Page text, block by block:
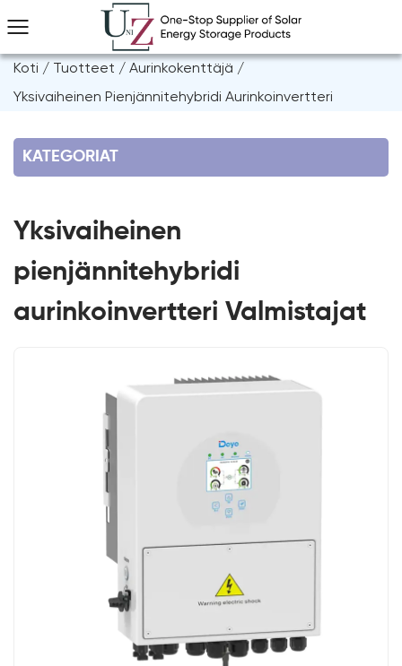
Koti / Tuotteet / Aurinkokenttäjä /
Yksivaiheinen Pienjännitehybridi Aurinkoinvertteri
KATEGORIAT
Yksivaiheinen
pienjännitehybridi
aurinkoinvertteri Valmistajat